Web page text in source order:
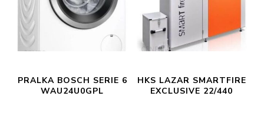
PRALKA BOSCH SERIE 6
WAU24U0GPL
HKS LAZAR SMARTFIRE
EXCLUSIVE 22/440